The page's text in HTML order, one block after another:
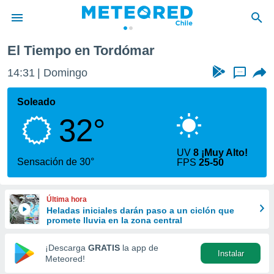
de
por
que se
calidad.
a este
las
y
forma
digital
basada
El Tiempo en Tordómar
14:31 Domingo ...
Soleado
32°
Sensación de 30°
UV8 ¡Muy Alto!
FPS25-50
Última hora
Heladas iniciales darán paso a un ciclón que
promete lluvia en la zona central
¡Descarga GRATIS la app de
Meteored!
Instalar